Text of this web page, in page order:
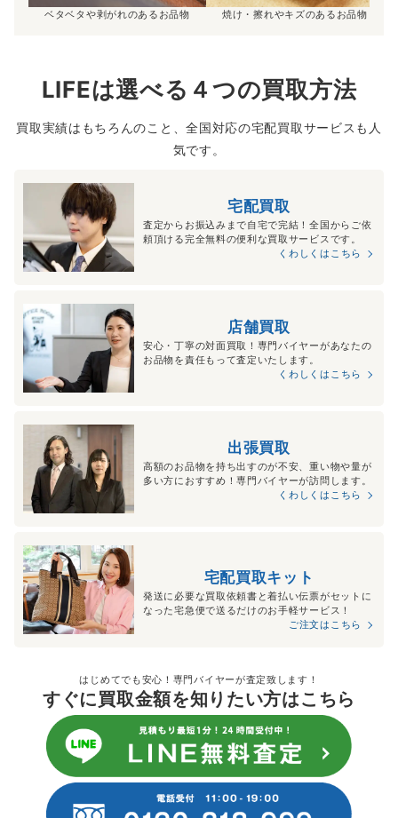
ベタベタや剥がれのあるお品物 焼け・擦れやキズのあるお品物
LIFEは選べる４つの買取方法
買取実績はもちろんのこと、全国対応の宅配買取サービスも人
気です。
宅配買取
査定からお振込みまで自宅で完結！全国からご依
頼頂ける完全無料の便利な買取サービスです。
くわしくはこちら
店舗買取
安心・丁寧の対面買取！専門バイヤーがあなたの
お品物を責任もって査定いたします。
くわしくはこちら
出張買取
高額のお品物を持ち出すのが不安、重い物や量が
多い方におすすめ！専門バイヤーが訪問します。
くわしくはこちら
宅配買取キット
発送に必要な買取依頼書と着払い伝票がセットに
なった宅急便で送るだけのお手軽サービス！
ご注文はこちら
はじめてでも安心！専門バイヤーが査定致します！
すぐに買取金額を知りたい方はこちら